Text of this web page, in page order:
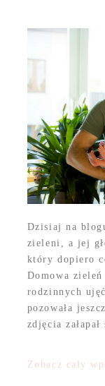
Dzisiaj na
zieleni, a jej
który dopiero
Domowa
rodzinnych
pozowała
zdjęcia
Zobacz cały